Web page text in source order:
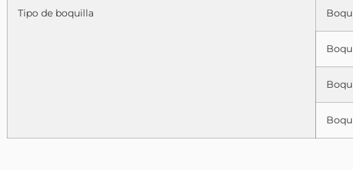
Tipo de boquilla